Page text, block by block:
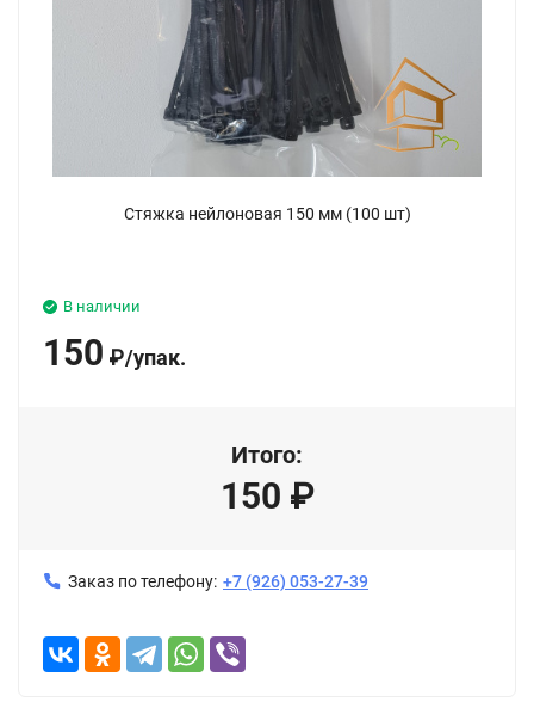
Стяжка нейлоновая 150 мм (100 шт)
В наличии
150 ₽/упак.
Итого:
150 ₽
Заказ по телефону: +7 (926) 053-27-39